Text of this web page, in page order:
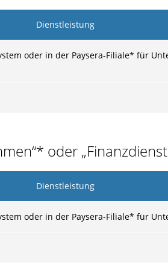
Dienstleistung
oder in der Paysera-Filiale* für
oder
Dienstleistung
oder in der Paysera-Filiale* für